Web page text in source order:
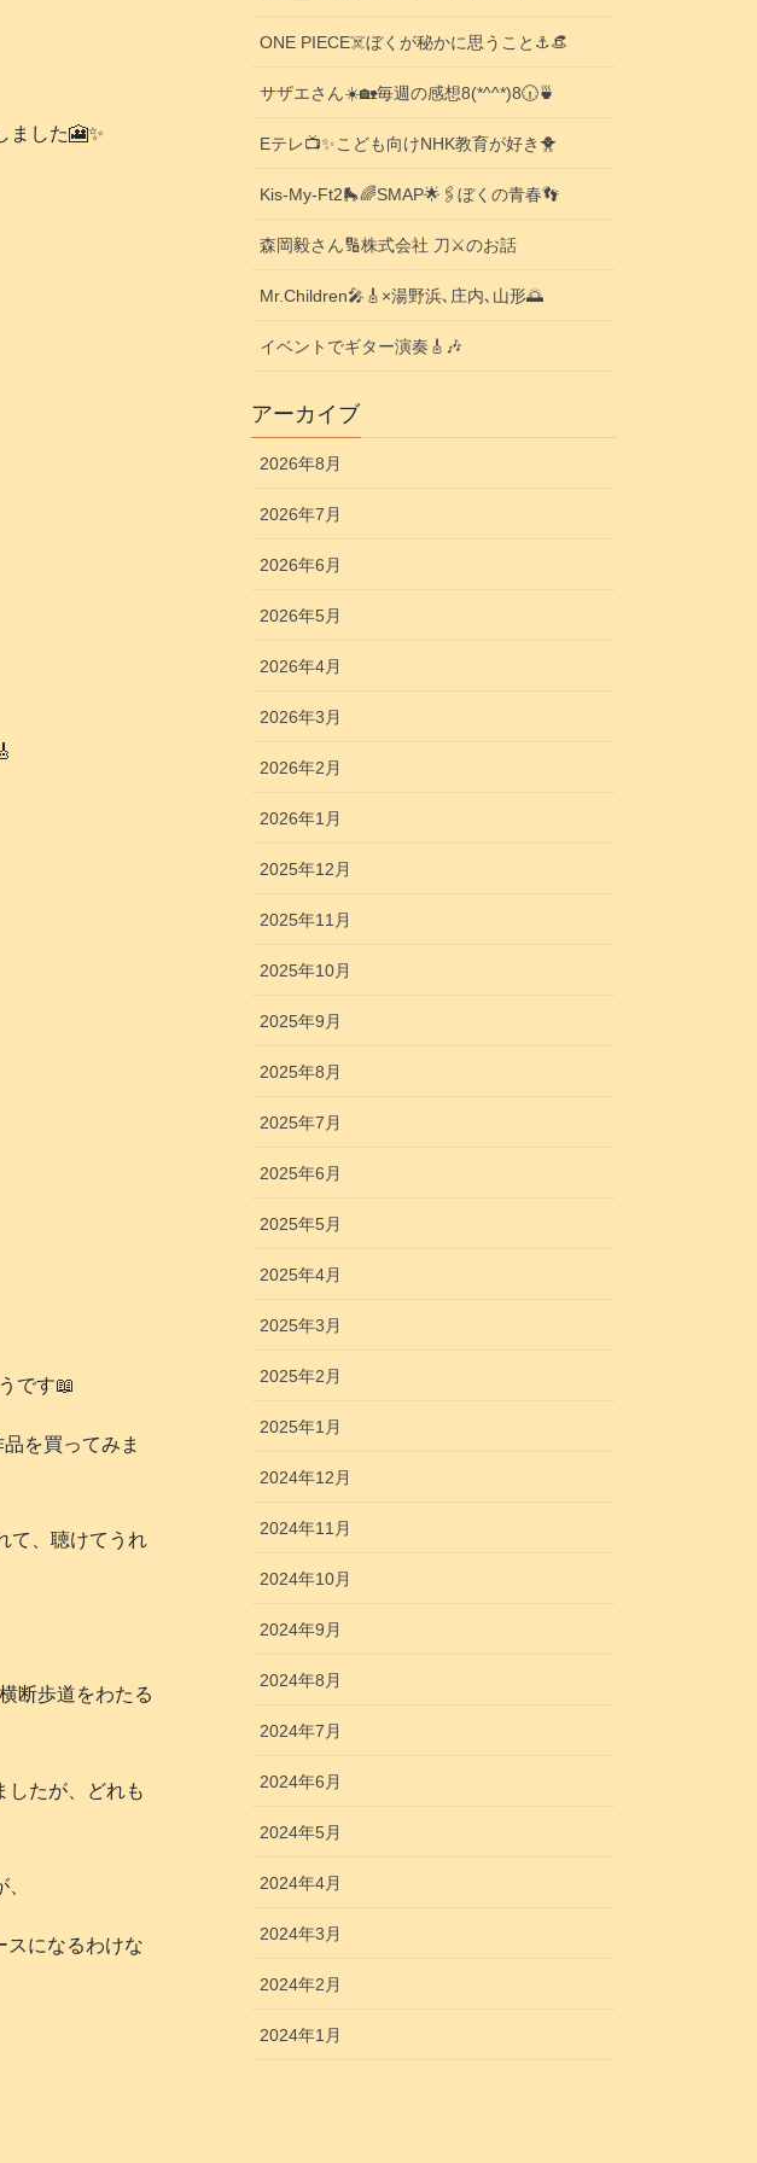
ました🎦✨
です📖
を買ってみま
て、聴けてうれ
断歩道をわたる
したが、どれも
スになるわけな
ONE PIECE☠️ぼくが秘かに思うこと⚓️👒
サザエさん☀️🏡毎週の感想8(*^^*)8🕡️🍵
Eテレ📺️✨こども向けNHK教育が好き🐥
Kis-My-Ft2🛼🌈SMAP🌟🖇️ぼくの青春👣
森岡毅さん🔢株式会社 刀⚔️のお話
Mr.Children🎤🎸×湯野浜､庄内､山形🌅
イベントでギター演奏🎸🎶
アーカイブ
2026年8月
2026年7月
2026年6月
2026年5月
2026年4月
2026年3月
2026年2月
2026年1月
2025年12月
2025年11月
2025年10月
2025年9月
2025年8月
2025年7月
2025年6月
2025年5月
2025年4月
2025年3月
2025年2月
2025年1月
2024年12月
2024年11月
2024年10月
2024年9月
2024年8月
2024年7月
2024年6月
2024年5月
2024年4月
2024年3月
2024年2月
2024年1月